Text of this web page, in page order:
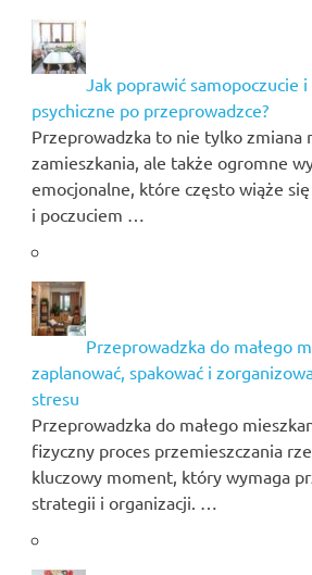
Jak poprawić samopoczucie
psychiczne po przeprowadzce?
Przeprowadzka to nie tylko zmiana
zamieszkania, ale także ogromne
emocjonalne, które często wiąże
i poczuciem …
Przeprowadzka do małego
zaplanować, spakować i
stresu
Przeprowadzka do małego
fizyczny proces przemieszczania
kluczowy moment, który wymaga
strategii i organizacji. …